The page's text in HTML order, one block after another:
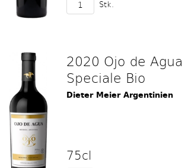
Stk.
2020 Ojo de
Speciale Bio
Dieter Meier Argentinien
75cl